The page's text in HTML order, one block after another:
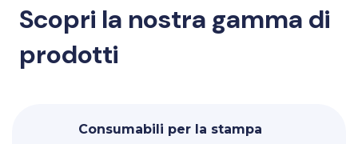
Scopri la nostra gamma di
prodotti
Consumabili per la stampa